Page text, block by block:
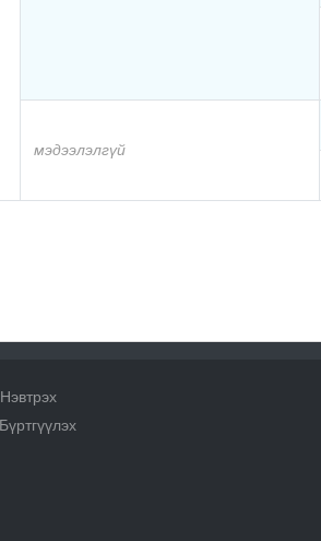
мэдээлэлгүй
Нэвтрэх
Бүртгүүлэх